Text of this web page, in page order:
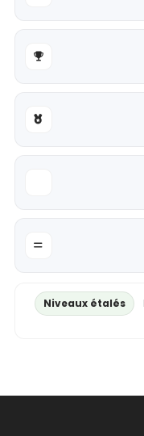
Niveaux étalés